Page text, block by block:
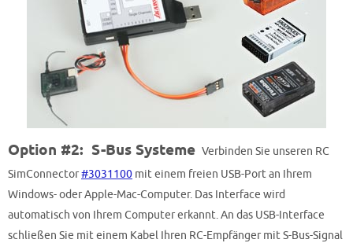
Option #2: S-Bus Systeme Verbinden Sie unseren RC
SimConnector#3031100 mit einem freien USB-Port an Ihrem
Windows- oder Apple-Mac-Computer. Das Interface wird
automatisch von Ihrem Computer erkannt. An das USB-Interface
schließen Sie mit einem Kabel Ihren RC-Empfänger mit S-Bus-Signal